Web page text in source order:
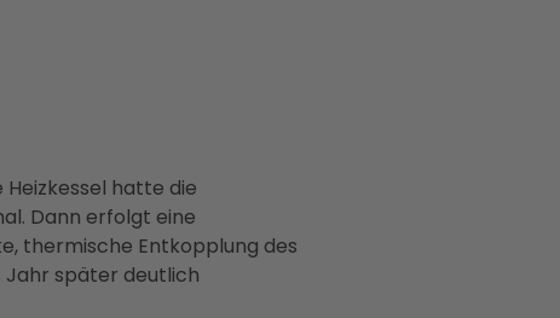
hatte die
Dann erfolgt eine
thermische Entkopplung des
Jahr später deutlich